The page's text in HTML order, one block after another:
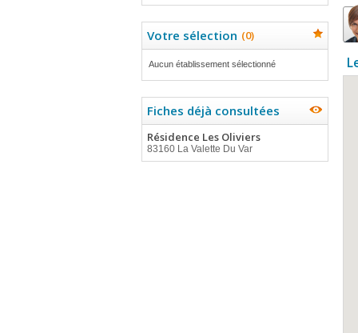
Votre sélection (0)
Aucun établissement sélectionné
Fiches déjà consultées
Résidence Les Oliviers
83160 La Valette Du Var